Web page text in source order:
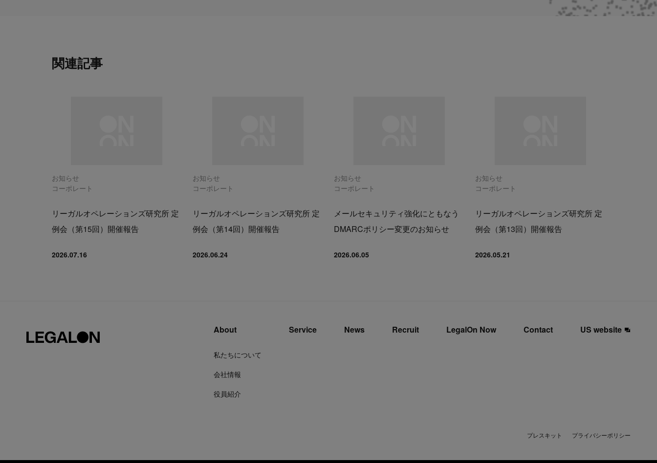
関連記事
お知らせ
コーポレート
リーガルオペレーションズ研究所 定
例会（第15回）開催報告
2026.07.16
お知らせ
コーポレート
リーガルオペレーションズ研究所 定
例会（第14回）開催報告
2026.06.24
お知らせ
コーポレート
メールセキュリティ強化にともなう
DMARCポリシー変更のお知らせ
2026.06.05
お知らせ
コーポレート
リーガルオペレーションズ研究所 定
例会（第13回）開催報告
2026.05.21
About
私たちについて
会社情報
役員紹介
Service News Recruit LegalOn Now Contact US website
プレスキット プライバシーポリシー